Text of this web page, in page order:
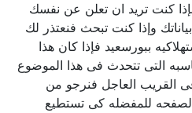
كنت تريد ان تعلن عن نفسك
وإذا كنت تبحث فنعتذر لك
ببورسعيد فإذا كان هذا
التى تتحدث فى هذا الموضوع
العاجل فنرجو من
للمفضله كى تستطيع